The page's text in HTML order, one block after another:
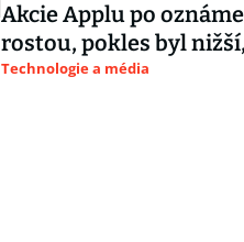
Akcie Applu po
rostou, pokles byl
Technologie a média